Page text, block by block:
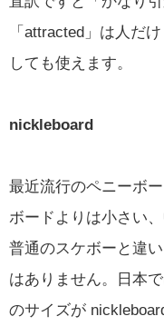
「attracted」は人だ
しても使えます。
nickleboard
最近流行のペニーボ
ボードよりは小さい
普通のスケボーと違
はありません。日本
のサイズが